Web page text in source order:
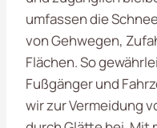
umfassen die
von Gehwegen,
Flächen. So
Fußgänger und
wir zur Vermeidung